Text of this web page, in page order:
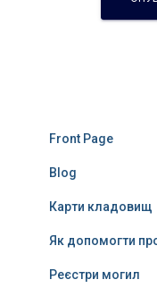
Front Page
Blog
Карти кладовищ
Як допомогти
Реєстри могил